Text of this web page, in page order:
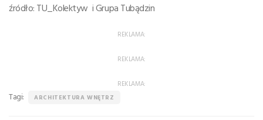
źródło: TU_Kolektyw i Grupa Tubądzin
REKLAMA:
REKLAMA:
REKLAMA:
Tagi: ARCHITEKTURA WNĘTRZ